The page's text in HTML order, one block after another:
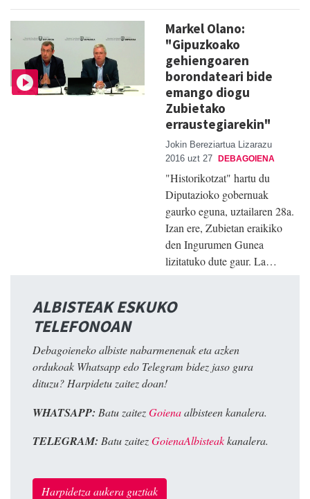
Markel Olano:
"Gipuzkoako
gehiengoaren
borondateari bide
emango diogu
Zubietako
erraustegiarekin"
Jokin Bereziartua Lizarazu
2016 uzt 27
DEBAGOIENA
"Historikotzat" hartu du
Diputazioko gobernuak
gaurko eguna, uztailaren 28a.
Izan ere, Zubietan eraikiko
den Ingurumen Gunea
lizitatuko dute gaur. La…
ALBISTEAK ESKUKO
TELEFONOAN
Debagoieneko albiste nabarmenenak eta azken
ordukoak Whatsapp edo Telegram bidez jaso gura
dituzu? Harpidetu zaitez doan!
WHATSAPP: Batu zaitezGoienaalbisteen kanalera.
TELEGRAM: Batu zaitezGoienaAlbisteakkanalera.
Harpidetza aukera guztiak